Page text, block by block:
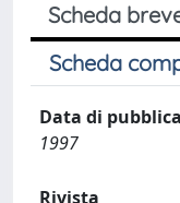
Scheda
Scheda
Data di
1997
Rivista